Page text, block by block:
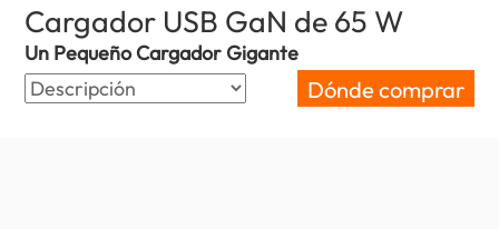
Cargador USB GaN de 65 W
Un Pequeño Cargador Gigante
Dónde comprar